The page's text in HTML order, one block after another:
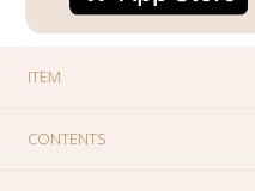
ITEM
CONTENTS